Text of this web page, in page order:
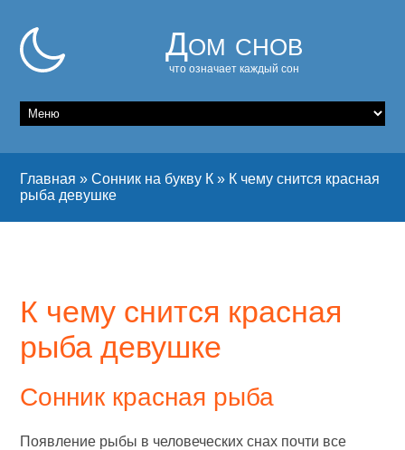
Дом снов
что означает каждый сон
Главная »Сонник на букву К » К чему снится красная
рыба девушке
К чему снится красная
рыба девушке
Сонник красная рыба
Появление рыбы в человеческих снах почти все